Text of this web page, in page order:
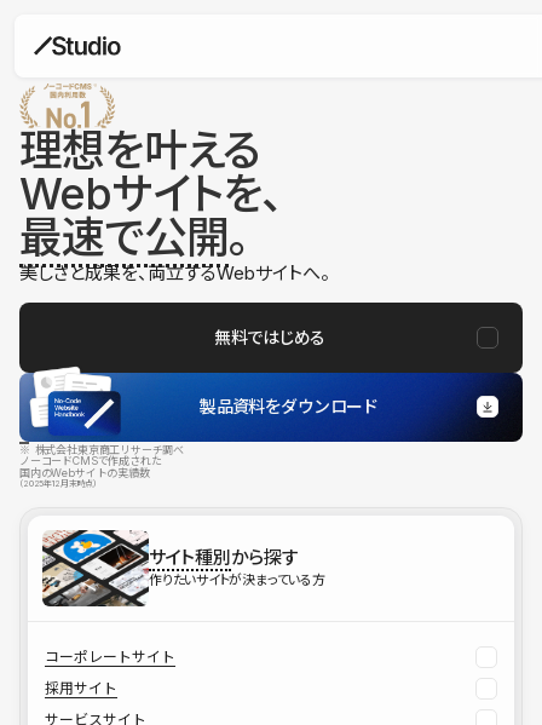
理想を叶える
Webサイトを、
最速で公開。
美しさと成果を、両立するWebサイトへ。
無料ではじめる
製品資料をダウンロード
※ 株式会社東京商工リサーチ調べ
ノーコードCMSで作成された
国内のWebサイトの実績数
（2025年12月末時点）
サイト種別から探す
作りたいサイトが決まっている方
コーポレートサイト
採用サイト
サービスサイト